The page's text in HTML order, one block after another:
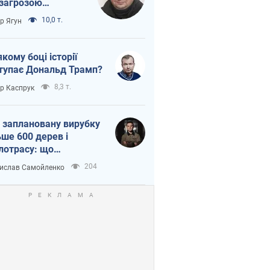
логістика
Ягун 10,0 т.
боці історії
Дональд Трамп?
Каспрук 8,3 т.
вирубку
600 дерев і
що
на Теремках
Самойленко 204